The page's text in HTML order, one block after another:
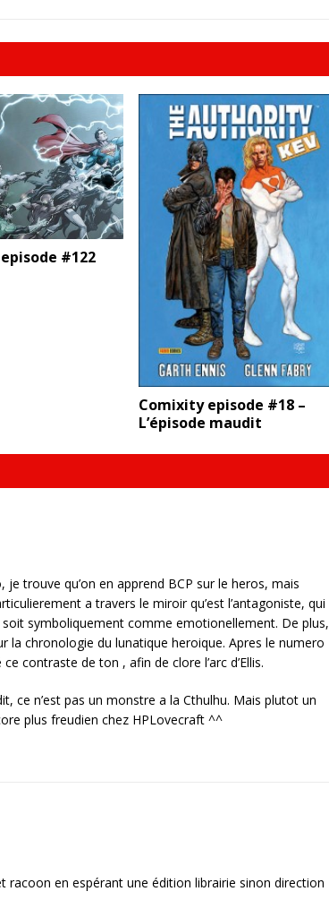
#122
Comixity episode #18 –
L’épisode maudit
trouve qu’on en apprend BCP sur le heros, mais
a travers le miroir qu’est l’antagoniste, qui
symboliquement comme emotionellement. De plus,
la chronologie du lunatique heroique. Apres le numero
contraste de ton , afin de clore l’arc d’Ellis.
ce n’est pas un monstre a la Cthulhu. Mais plutot un
plus freudien chez HPLovecraft ^^
racoon en espérant une édition librairie sinon direction